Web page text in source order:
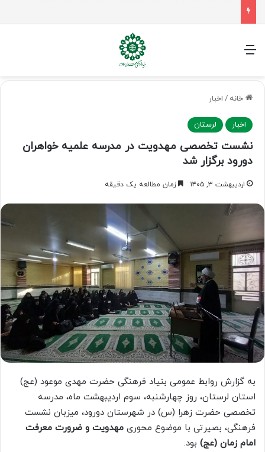
منو
خانه / اخبار
اخبار لرستان
نشست تخصصی مهدویت در مدرسه علمیه خواهران
دورود برگزار شد
اردیبهشت ۳, ۱۴۰۵ زمان مطالعه یک دقیقه
به گزارش روابط عمومی بنیاد فرهنگی حضرت مهدی موعود (عج)
استان لرستان، روز چهارشنبه، سوم اردیبهشت ماه، مدرسه
تخصصی حضرت زهرا (س) در شهرستان دورود، میزبان نشست
فرهنگی، بصیرتی با موضوع محوری مهدویت و ضرورت معرفت
امام زمان (عج) بود.